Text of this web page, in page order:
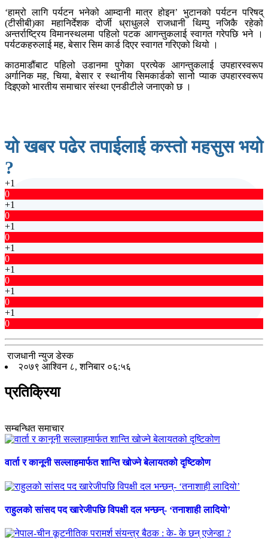
‘हाम्रो लागि पर्यटन भनेको आम्दानी मात्र होइन’ भुटानको पर्यटन परिषद्
(टीसीबी)का महानिर्देशक दोर्जी ध्राधुलले राजधानी थिम्पु नजिकै रहेको
अन्तर्राष्ट्रिय विमानस्थलमा पहिलो पटक आगन्तुकलाई स्वागत गरेपछि भने ।
पर्यटकहरुलाई मह, बेसार सिम कार्ड दिएर स्वागत गरिएको थियो ।
काठमाडौंबाट पहिलो उडानमा पुगेका प्रत्येक आगन्तुकलाई उपहारस्वरूप
अर्गानिक मह, चिया, बेसार र स्थानीय सिमकार्डको सानो प्याक उपहारस्वरूप
दिइएको भारतीय समाचार संस्था एनडीटीले जनाएको छ ।
यो खबर पढेर तपाईलाई कस्तो महसुस भयो
?
+1
0
+1
0
+1
0
+1
0
+1
0
+1
0
+1
0
राजधानी न्युज डेस्क
२०७९ आश्विन ८, शनिबार ०६:५६
प्रतिक्रिया
सम्बन्धित समाचार
वार्ता र कानूनी सल्लाहमार्फत शान्ति खोज्ने बेलायतको दृष्टिकोण
राहुलको सांसद पद खारेजीपछि विपक्षी दल भन्छन्- ‘तनाशाही लादियो’